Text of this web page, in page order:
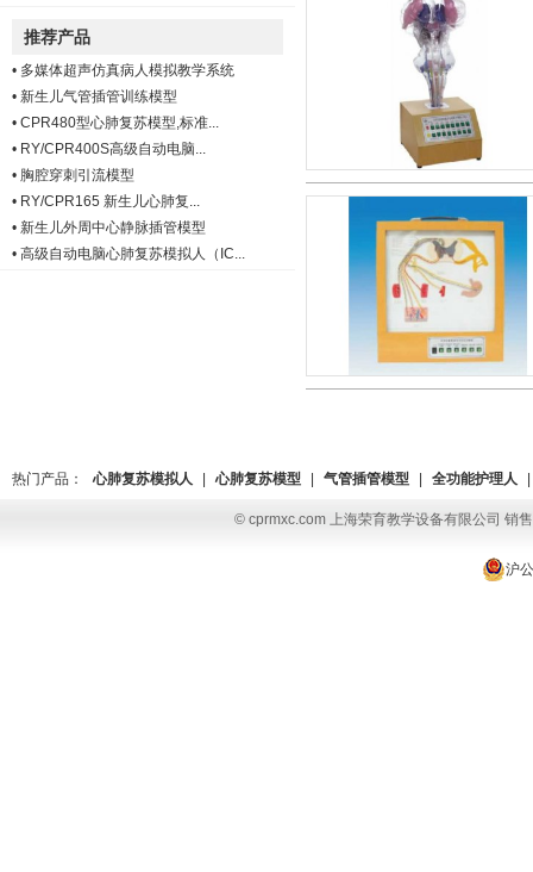
推荐产品
• 多媒体超声仿真病人模拟教学系统
• 新生儿气管插管训练模型
• CPR480型心肺复苏模型,标准...
• RY/CPR400S高级自动电脑...
• 胸腔穿刺引流模型
• RY/CPR165 新生儿心肺复...
• 新生儿外周中心静脉插管模型
• 高级自动电脑心肺复苏模拟人（IC...
热门产品： 心肺复苏模拟人 心肺复苏模型 气管插管模型 全功能护理人
© cprmxc.com 上海荣育教学设备有限公司 销
沪